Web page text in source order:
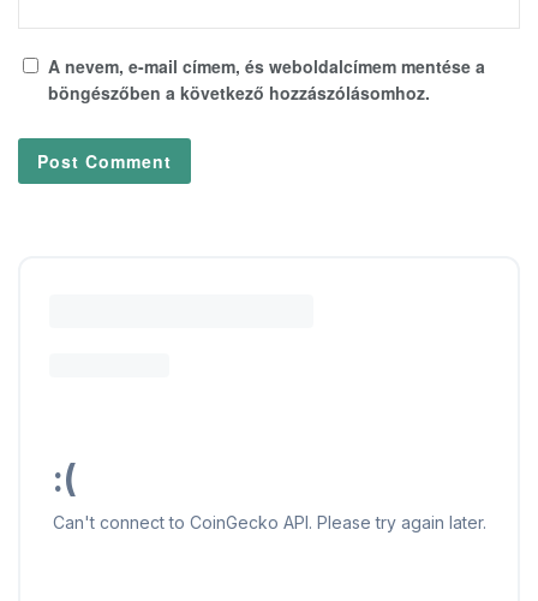
A nevem, e-mail címem, és weboldalcímem mentése a
böngészőben a következő hozzászólásomhoz.